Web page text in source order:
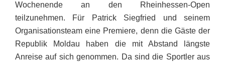
Wochenende an den Rheinhessen-Open
teilzunehmen. Für Patrick Siegfried und seinem
Organisationsteam eine Premiere, denn die Gäste der
Republik Moldau haben die mit Abstand längste
Anreise auf sich genommen. Da sind die Sportler aus